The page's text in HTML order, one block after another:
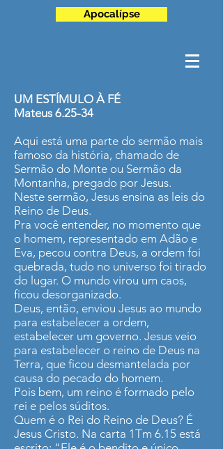
Apocalípse
UM ESTÍMULO À FÉ
Mateus 6.25-34
Aqui está uma parte do sermão mais
famoso da história, chamado de
Sermão do Monte ou Sermão da
Montanha, pregado por Jesus.
Neste sermão, Jesus ensina as leis do
Reino de Deus.
Pra você entender, no momento que
o homem, representado em Adão e
Eva, pecou contra Deus, a ordem foi
quebrada, tudo no universo foi tirado
do lugar. O mundo virou um caos,
ficou desorganizado.
Deus, então, enviou Jesus ao mundo
para estabelecer a ordem,
estabelecer um governo. Jesus veio
para estabelecer o reino de Deus na
Terra, que ficou desmantelada por
causa do pecado do homem.
Pois bem, um reino é formado pelo
rei e pelos súditos.
Quem é o Rei do Reino de Deus? É
Jesus Cristo. Na carta 1Tm 6.15 está